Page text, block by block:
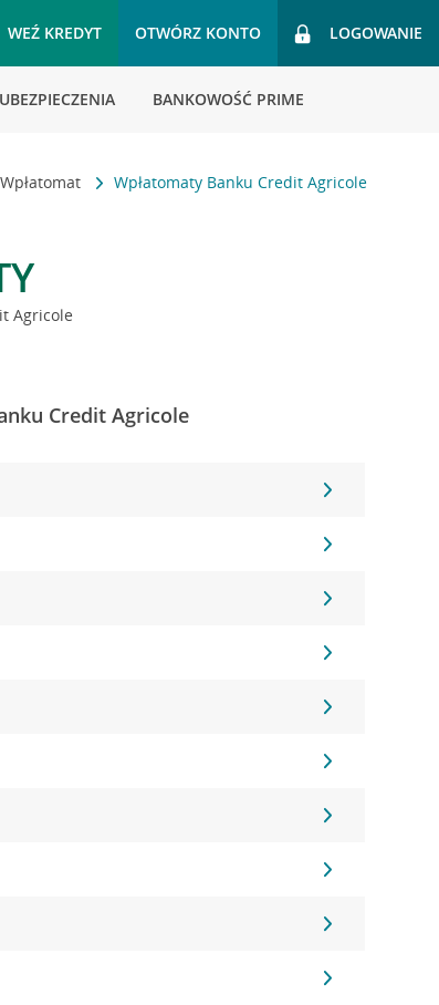
WEŹ KREDYT OTWÓRZ KONTO LOGOWANIE
UBEZPIECZENIA BANKOWOŚĆ PRIME
Wpłatomat Wpłatomaty Banku Credit Agricole
Agricole
Credit Agricole